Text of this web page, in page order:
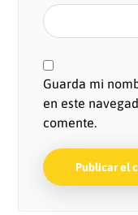
Guarda mi
en este
comente.